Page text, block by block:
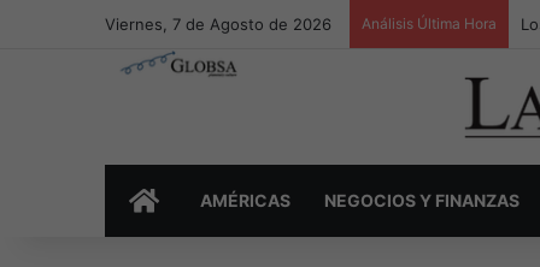
Viernes, 7 de Agosto de 2026 Análisis Última Hora
INICIOAMÉRICAS NEGOCIOS Y FINANZAS